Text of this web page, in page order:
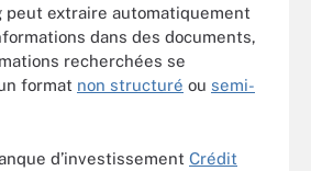
peut extraire automatiquement
dans des documents,
recherchées se
format non structuré ou semi-
d’investissement Crédit